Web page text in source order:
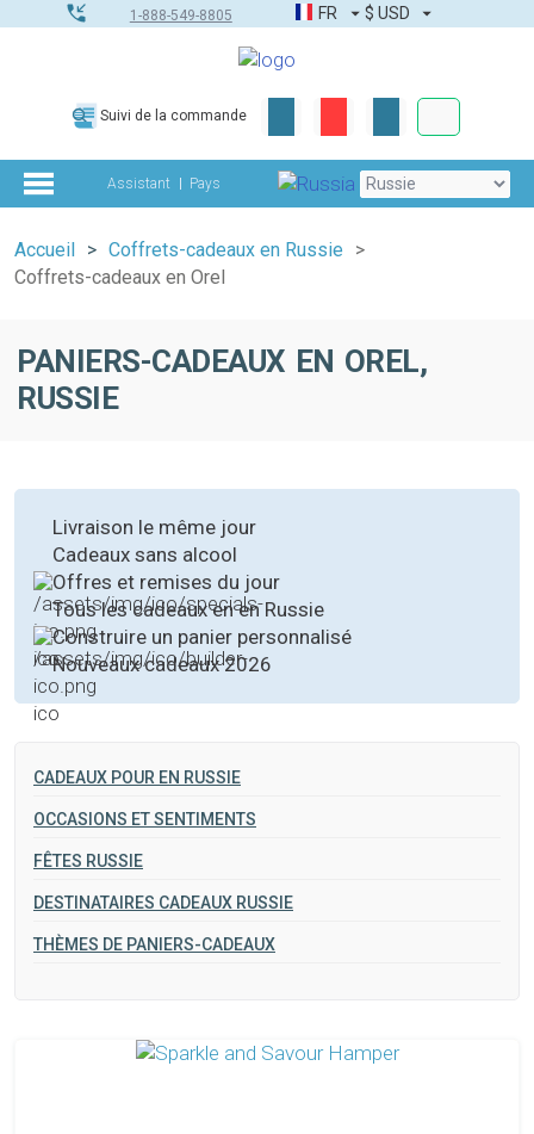
1-888-549-8805 FR $ USD
Suivi de la commande
Assistant Pays
Accueil
Coffrets-cadeaux en Russie
Coffrets-cadeaux en Orel
PANIERS-CADEAUX EN OREL,
RUSSIE
Livraison le même jour
Cadeaux sans alcool
Offres et remises du jour
Tous les cadeaux en en Russie
Construire un panier personnalisé
Nouveaux cadeaux 2026
CADEAUX POUR EN RUSSIE
OCCASIONS ET SENTIMENTS
FÊTES RUSSIE
DESTINATAIRES CADEAUX RUSSIE
THÈMES DE PANIERS-CADEAUX